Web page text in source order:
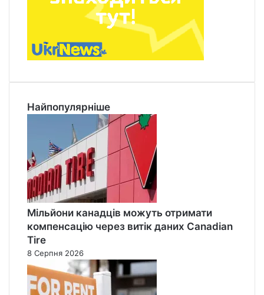
Найпопулярніше
Мільйони канадців можуть отримати
компенсацію через витік даних Canadian
Tire
8 Серпня 2026